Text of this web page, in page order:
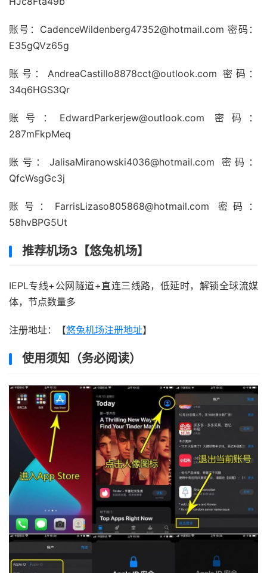
账号：CadenceWildenberg47352@hotmail.com 密码：
E35gQVz65g
账号：AndreaCastillo8878cct@outlook.com 密码：
34q6HGS3Qr
账号：EdwardParkerjew@outlook.com 密码：
287mFkpMeq
账号：JalisaMiranowski4036@hotmail.com 密码：
QfcWsgGc3j
账号：FarrisLizaso805868@hotmail.com 密码：
58hvBPG5Ut
推荐机场3【悠兔机场】
IEPL专线+公网隧道+直连三线路，低延时，解锁全球流媒
体，节点数量多
注册地址：【悠兔机场注册地址】
使用须知（务必阅读）